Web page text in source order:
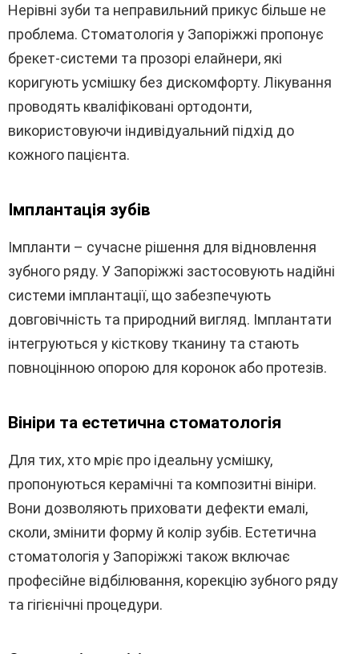
Нерівні зуби та неправильний прикус більше не
проблема. Стоматологія у Запоріжжі пропонує
брекет-системи та прозорі елайнери, які
коригують усмішку без дискомфорту. Лікування
проводять кваліфіковані ортодонти,
використовуючи індивідуальний підхід до
кожного пацієнта.
Імплантація зубів
Імпланти – сучасне рішення для відновлення
зубного ряду. У Запоріжжі застосовують надійні
системи імплантації, що забезпечують
довговічність та природний вигляд. Імплантати
інтегруються у кісткову тканину та стають
повноцінною опорою для коронок або протезів.
Вініри та естетична стоматологія
Для тих, хто мріє про ідеальну усмішку,
пропонуються керамічні та композитні вініри.
Вони дозволяють приховати дефекти емалі,
сколи, змінити форму й колір зубів. Естетична
стоматологія у Запоріжжі також включає
професійне відбілювання, корекцію зубного ряду
та гігієнічні процедури.